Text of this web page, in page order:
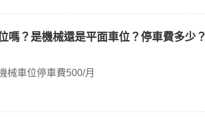
嗎？是機械還是平面車位？停車費多少？
械車位停車費500/月